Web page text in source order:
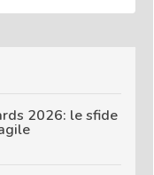
2026: le sfide